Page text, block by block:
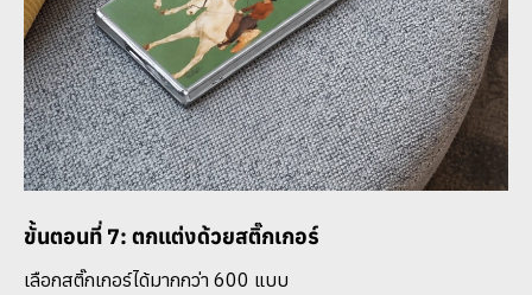
ขั้นตอนที่ 7: ตกแต่งด้วยสติ๊กเกอร์
เลือกสติ๊กเกอร์ได้มากกว่า 600 แบบ